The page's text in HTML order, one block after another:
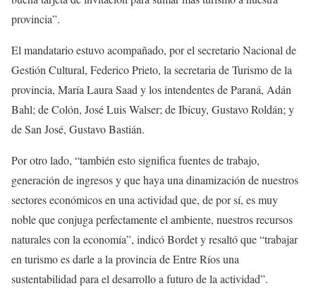
provincia”.
El mandatario estuvo acompañado, por el secretario Nacional de
Gestión Cultural, Federico Prieto, la secretaria de Turismo de la
provincia, María Laura Saad y los intendentes de Paraná, Adán
Bahl; de Colón, José Luis Walser; de Ibicuy, Gustavo Roldán; y
de San José, Gustavo Bastián.
Por otro lado, “también esto significa fuentes de trabajo,
generación de ingresos y que haya una dinamización de nuestros
sectores económicos en una actividad que, de por sí, es muy
noble que conjuga perfectamente el ambiente, nuestros recursos
naturales con la economía”, indicó Bordet y resaltó que “trabajar
en turismo es darle a la provincia de Entre Ríos una
sustentabilidad para el desarrollo a futuro de la actividad”.